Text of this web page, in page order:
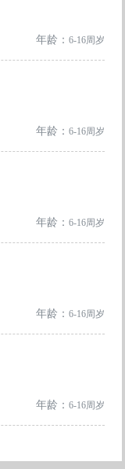
年龄：6-16周岁
年龄：6-16周岁
年龄：6-16周岁
年龄：6-16周岁
年龄：6-16周岁